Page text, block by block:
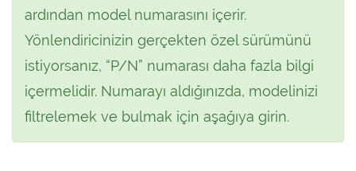
ardından model numarasını içerir.
Yönlendiricinizin gerçekten özel sürümünü
istiyorsanız, “P/N” numarası daha fazla bilgi
içermelidir. Numarayı aldığınızda, modelinizi
filtrelemek ve bulmak için aşağıya girin.